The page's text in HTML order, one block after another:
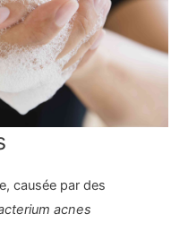
causée par des
acnes